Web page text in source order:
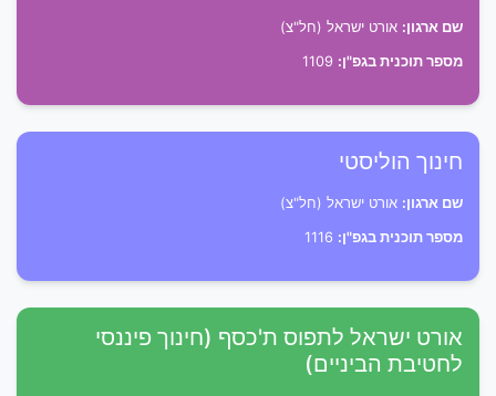
שם ארגון: אורט ישראל (חל"צ)
מספר תוכנית בגפ"ן:
חינוך הוליסטי
שם ארגון: אורט ישראל (חל"צ)
מספר תוכנית בגפ"ן:
אורט ישראל לתפוס ת'כסף (חינוך פיננסי
לחטיבת הביניים)